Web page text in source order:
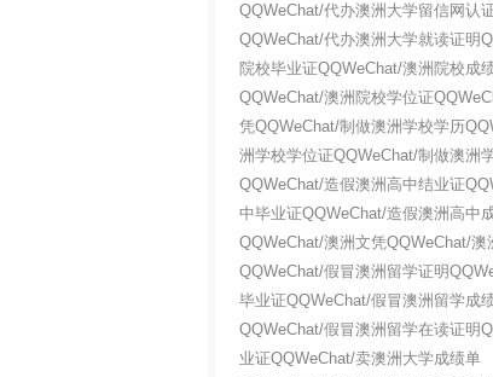
QQWeChat/代办澳洲大学留信网认
QQWeChat/代办澳洲大学就读证明
院校毕业证QQWeChat/澳洲院校成
QQWeChat/澳洲院校学位证
凭QQWeChat/制做澳洲学校学历
洲学校学位证QQWeChat/制做澳洲
QQWeChat/造假澳洲高中结业证
中毕业证QQWeChat/造假澳洲高中
QQWeChat/澳洲文凭QQWeChat/
QQWeChat/假冒澳洲留学证明
毕业证QQWeChat/假冒澳洲留学成
QQWeChat/假冒澳洲留学在读证明
业证QQWeChat/卖澳洲大学成绩单